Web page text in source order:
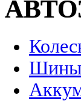
Шины